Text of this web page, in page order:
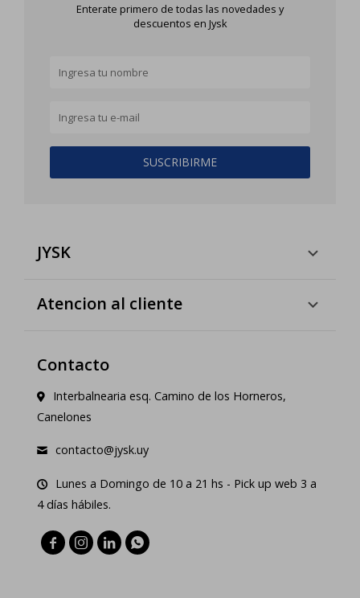
Enterate primero de todas las novedades y
descuentos en Jysk
SUSCRIBIRME
JYSK
Atencion al cliente
Contacto
Interbalnearia esq. Camino de los Horneros,
Canelones
contacto@jysk.uy
Lunes a Domingo de 10 a 21 hs - Pick up web 3 a
4 días hábiles.
   